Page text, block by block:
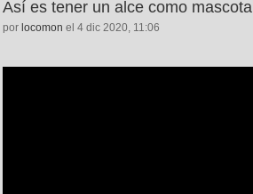
Así es tener un alce como mascota
por locomon el 4 dic 2020, 11:06